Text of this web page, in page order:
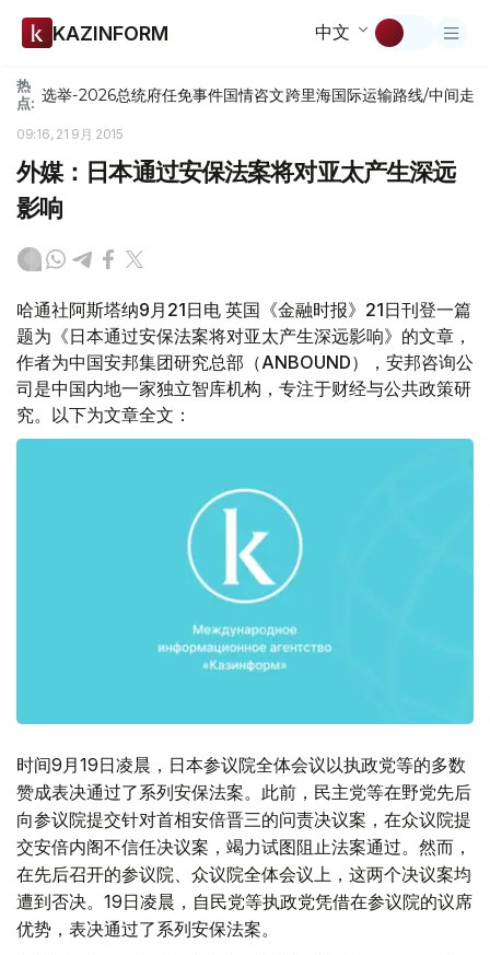
KAZINFORM 中文
热
点: 选举-2026总统府任免事件国情咨文跨里海国际运输路线/中间走廊
09:16, 21 9月 2015
外媒：日本通过安保法案将对亚太产生深远
影响
哈通社阿斯塔纳9月21日电 英国《金融时报》21日刊登一篇
题为《日本通过安保法案将对亚太产生深远影响》的文章，
作者为中国安邦集团研究总部（ANBOUND），安邦咨询公
司是中国内地一家独立智库机构，专注于财经与公共政策研
究。以下为文章全文：
时间9月19日凌晨，日本参议院全体会议以执政党等的多数
赞成表决通过了系列安保法案。此前，民主党等在野党先后
向参议院提交针对首相安倍晋三的问责决议案，在众议院提
交安倍内阁不信任决议案，竭力试图阻止法案通过。然而，
在先后召开的参议院、众议院全体会议上，这两个决议案均
遭到否决。19日凌晨，自民党等执政党凭借在参议院的议席
优势，表决通过了系列安保法案。